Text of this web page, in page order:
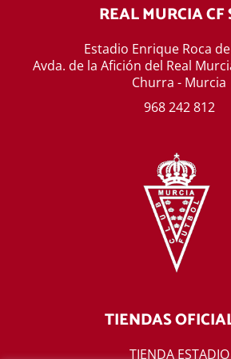
REAL MURCIA CF
Estadio Enrique Roca
Avda. de la Afición del Real
Churra - Murcia
968 242 812
TIENDAS
TIENDA ESTADIO